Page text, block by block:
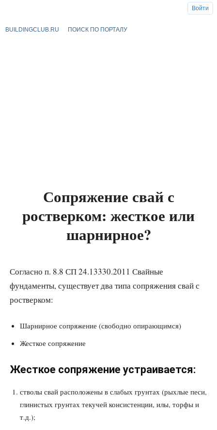
BUILDINGCLUB.RU ПОИСК ПО ПОРТАЛУ
Сопряжение свай с
ростверком: жесткое или
шарнирное?
Согласно п. 8.8 СП 24.13330.2011 Свайные
фундаменты, существует два типа сопряжения свай с
ростверком:
Шарнирное сопряжение (свободно опирающимся)
Жесткое сопряжение
Жесткое сопряжение устраивается:
стволы свай расположены в слабых грунтах (рыхлые песи,
глинистых грунтах текучей консистенции, илы, торфы и
т.д.);
Войти